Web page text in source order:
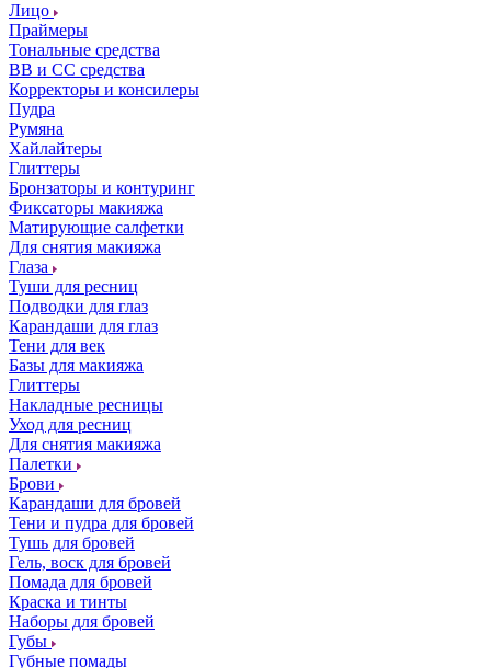
Лицо
Праймеры
Тональные средства
ВВ и СС средства
Корректоры и консилеры
Пудра
Румяна
Хайлайтеры
Глиттеры
Бронзаторы и контуринг
Фиксаторы макияжа
Матирующие салфетки
Для снятия макияжа
Глаза
Туши для ресниц
Подводки для глаз
Карандаши для глаз
Тени для век
Базы для макияжа
Глиттеры
Накладные ресницы
Уход для ресниц
Для снятия макияжа
Палетки
Брови
Карандаши для бровей
Тени и пудра для бровей
Тушь для бровей
Гель, воск для бровей
Помада для бровей
Краска и тинты
Наборы для бровей
Губы
Губные помады